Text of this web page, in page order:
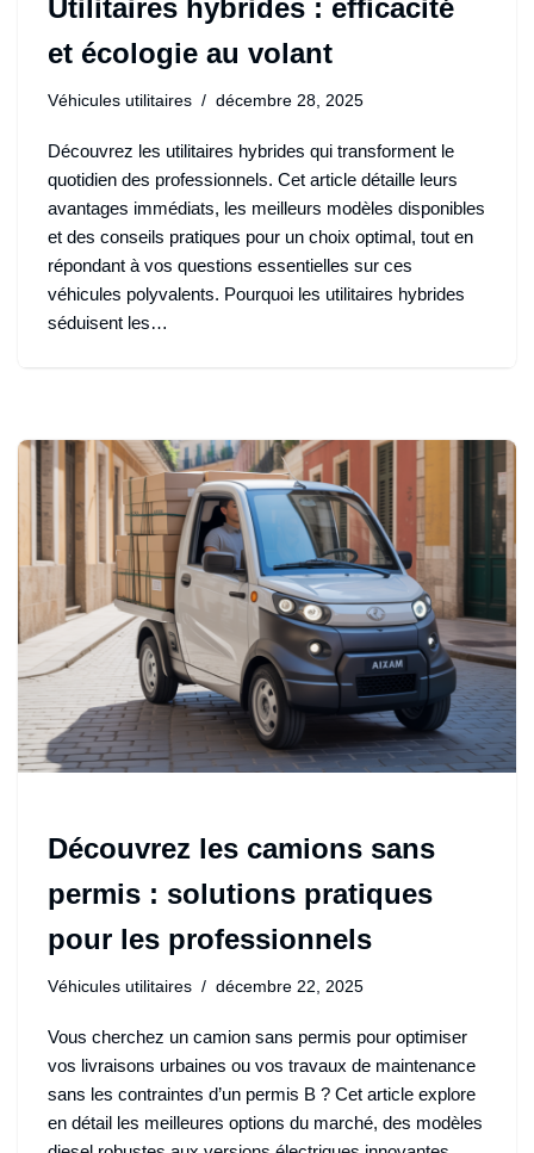
Utilitaires hybrides : efficacité
et écologie au volant
Véhicules utilitaires décembre 28, 2025
Découvrez les utilitaires hybrides qui transforment le
quotidien des professionnels. Cet article détaille leurs
avantages immédiats, les meilleurs modèles disponibles
et des conseils pratiques pour un choix optimal, tout en
répondant à vos questions essentielles sur ces
véhicules polyvalents. Pourquoi les utilitaires hybrides
séduisent les…
Découvrez les camions sans
permis : solutions pratiques
pour les professionnels
Véhicules utilitaires décembre 22, 2025
Vous cherchez un camion sans permis pour optimiser
vos livraisons urbaines ou vos travaux de maintenance
sans les contraintes d’un permis B ? Cet article explore
en détail les meilleures options du marché, des modèles